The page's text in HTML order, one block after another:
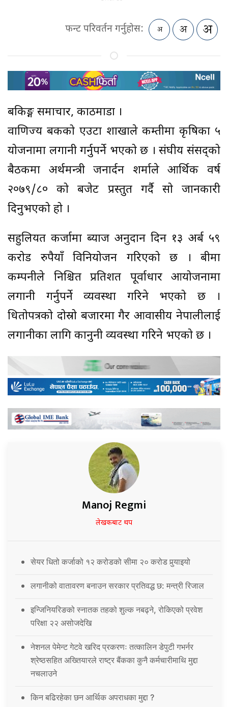
फन्ट परिवर्तन गर्नुहोस:
बैंकिङ्ग समाचार, काठमाडौं ।
वाणिज्य बैंकको एउटा शाखाले कम्तीमा कृषिका ५
योजनामा लगानी गर्नुपर्ने भएको छ । संघीय संसद्को
बैठकमा अर्थमन्त्री जनार्दन शर्माले आर्थिक वर्ष
२०७९/८० को बजेट प्रस्तुत गर्दै सो जानकारी
दिनुभएको हो ।
सहुलियत कर्जामा ब्याज अनुदान दिन १३ अर्ब ५९
करोड रुपैयाँ विनियोजन गरिएको छ । बीमा
कम्पनीले निश्चित प्रतिशत पूर्वाधार आयोजनामा
लगानी गर्नुपर्ने व्यवस्था गरिने भएको छ ।
धितोपत्रको दोस्रो बजारमा गैर आवासीय नेपालीलाई
लगानीका लागि कानुनी व्यवस्था गरिने भएको छ ।
Manoj Regmi
लेखकबाट थप
सेयर धितो कर्जाको १२ करोडको सीमा २० करोड पुर्‍याइयो
लगानीको वातावरण बनाउन सरकार प्रतिवद्ध छ: मन्त्री रिजाल
इन्जिनियरिङको स्नातक तहको शुल्क नबढ्ने, रोकिएको प्रवेश
परिक्षा २२ असोजदेखि
नेशनल पेमेन्ट गेटवे खरिद प्रकरणः तत्कालिन डेपुटी गभर्नर
श्रेष्ठसहित अख्तियारले राष्ट्र बैंकका कुनै कर्मचारीमाथि मुद्दा
नचलाउने
किन बढिरहेका छन आर्थिक अपराधका मुद्दा ?